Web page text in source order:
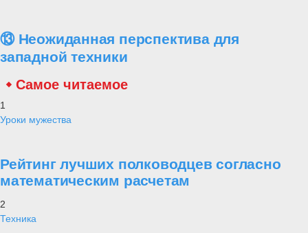
⑬ Неожиданная перспектива для
западной техники
Самое читаемое
1
Уроки мужества
Рейтинг лучших полководцев согласно
математическим расчетам
2
Техника